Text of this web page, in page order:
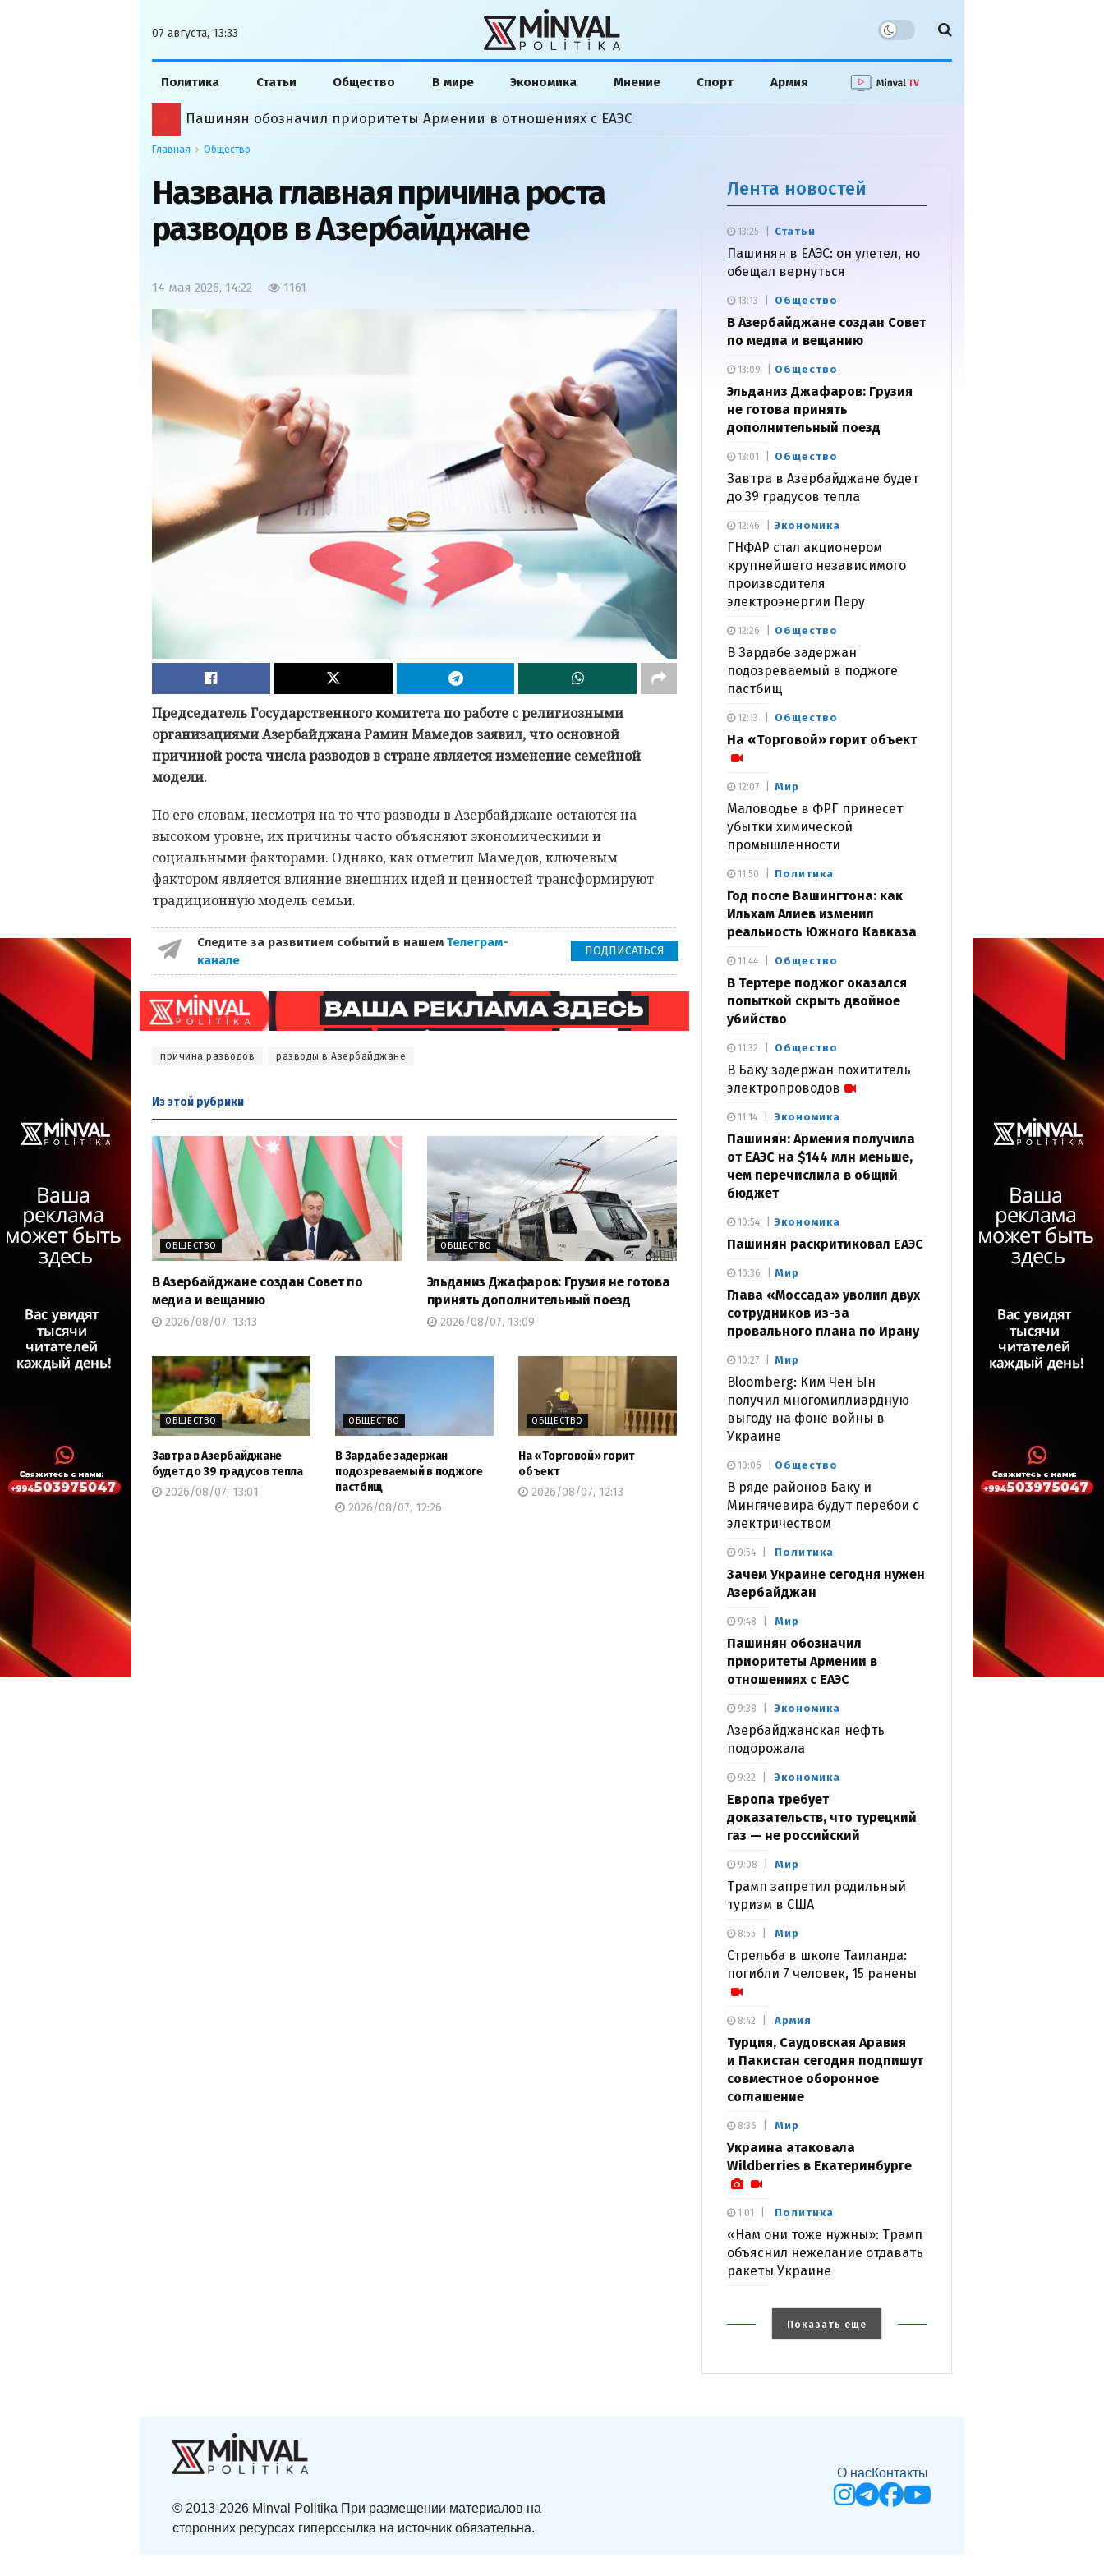
07 августа, 13:33
Политика Статьи Общество В мире Экономика Мнение Спорт Армия
Пашинян обозначил приоритеты Армении в отношениях с ЕАЭС
Главная Общество
Названа главная причина роста
разводов в Азербайджане
14 мая 2026, 14:22 1161
Председатель Государственного комитета по работе с религиозными
организациями Азербайджана Рамин Мамедов заявил, что основной
причиной роста числа разводов в стране является изменение семейной
модели.
По его словам, несмотря на то что разводы в Азербайджане остаются на
высоком уровне, их причины часто объясняют экономическими и
социальными факторами. Однако, как отметил Мамедов, ключевым
фактором является влияние внешних идей и ценностей трансформируют
традиционную модель семьи.
Следите за развитием событий в нашем Телеграм-
канале
ПОДПИСАТЬСЯ
причина разводов разводы в Азербайджане
Из этой рубрики
ОБЩЕСТВО
В Азербайджане создан Совет по
медиа и вещанию
2026/08/07, 13:13
ОБЩЕСТВО
Эльданиз Джафаров: Грузия не готова
принять дополнительный поезд
2026/08/07, 13:09
ОБЩЕСТВО
Завтра в Азербайджане
будет до 39 градусов тепла
2026/08/07, 13:01
ОБЩЕСТВО
В Зардабе задержан
подозреваемый в поджоге
пастбищ
2026/08/07, 12:26
ОБЩЕСТВО
На «Торговой» горит
объект
2026/08/07, 12:13
Лента новостей
Статьи
Пашинян в ЕАЭС: он улетел, но
обещал вернуться
13:25
Общество
В Азербайджане создан Совет
по медиа и вещанию
13:13
Общество
Эльданиз Джафаров: Грузия
не готова принять
дополнительный поезд
13:09
Общество
Завтра в Азербайджане будет
до 39 градусов тепла
13:01
Экономика
ГНФАР стал акционером
крупнейшего независимого
производителя
электроэнергии Перу
12:46
Общество
В Зардабе задержан
подозреваемый в поджоге
пастбищ
12:26
Общество
На «Торговой» горит объект
12:13
Мир
Маловодье в ФРГ принесет
убытки химической
промышленности
12:07
Политика
Год после Вашингтона: как
Ильхам Алиев изменил
реальность Южного Кавказа
11:50
Общество
В Тертере поджог оказался
попыткой скрыть двойное
убийство
11:44
Общество
В Баку задержан похититель
электропроводов
11:32
Экономика
Пашинян: Армения получила
от ЕАЭС на $144 млн меньше,
чем перечислила в общий
бюджет
11:14
Экономика
Пашинян раскритиковал ЕАЭС
10:54
Мир
Глава «Моссада» уволил двух
сотрудников из-за
провального плана по Ирану
10:36
Мир
Bloomberg: Ким Чен Ын
получил многомиллиардную
выгоду на фоне войны в
Украине
10:27
Общество
В ряде районов Баку и
Мингячевира будут перебои с
электричеством
10:06
Политика
Зачем Украине сегодня нужен
Азербайджан
9:54
Мир
Пашинян обозначил
приоритеты Армении в
отношениях с ЕАЭС
9:48
Экономика
Азербайджанская нефть
подорожала
9:38
Экономика
Европа требует
доказательств, что турецкий
газ — не российский
9:22
Мир
Трамп запретил родильный
туризм в США
9:08
Мир
Стрельба в школе Таиланда:
погибли 7 человек, 15 ранены
8:55
Армия
Турция, Саудовская Аравия
и Пакистан сегодня подпишут
совместное оборонное
соглашение
8:42
Мир
Украина атаковала
Wildberries в Екатеринбурге
8:36
Политика
«Нам они тоже нужны»: Трамп
объяснил нежелание отдавать
ракеты Украине
1:01
Показать еще
© 2013-2026 Minval Politika При размещении материалов на
сторонних ресурсах гиперссылка на источник обязательна.
О насКонтакты